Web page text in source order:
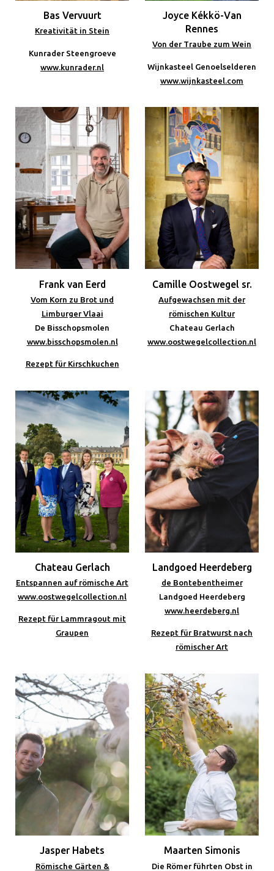
Bas Vervuurt
Kreativität in Stein
Kunrader Steengroeve
www.kunrader.nl
Joyce Kékkö-Van
Rennes
Von der Traube zum Wein
Wijnkasteel Genoelselderen
www.wijnkasteel.com
Frank van Eerd
Vom Korn zu Brot und
Limburger Vlaai
De Bisschopsmolen
www.bisschopsmolen.nl
Rezept für Kirschkuchen
Camille Oostwegel sr.
Aufgewachsen mit der
römischen Kultur
Chateau Gerlach
www.oostwegelcollection.nl
Chateau Gerlach
Entspannen auf römische Art
www.oostwegelcollection.nl
Rezept für Lammragout mit
Graupen
Landgoed Heerdeberg
de Bontebentheimer
Landgoed Heerdeberg
www.heerdeberg.nl
Rezept für Bratwurst nach
römischer Art
Jasper Habets
Römische Gärten &
Maarten Simonis
Die Römer führten Obst in